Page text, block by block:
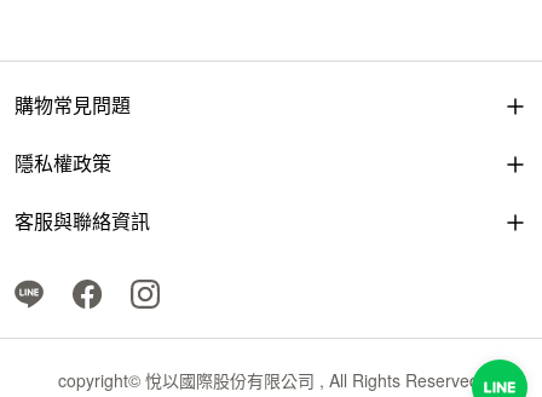
購物常見問題
隱私權政策
客服與聯絡資訊
copyright© 悅以國際股份有限公司 , All Rights Reserved.